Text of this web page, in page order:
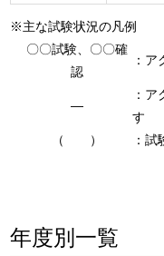
※主な試験状況の凡例
〇〇試験、〇〇確
認
：
―
：
す
（ ）
：
年度別一覧